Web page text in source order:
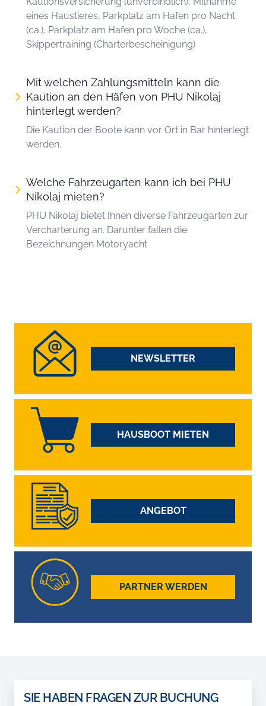
eines Haustieres, Parkplatz am Hafen pro Nacht
(ca.), Parkplatz am Hafen pro Woche (ca.),
Skippertraining (Charterbescheinigung)
Mit welchen Zahlungsmitteln kann die
Kaution an den Häfen von PHU Nikolaj
hinterlegt werden?
Die Kaution der Boote kann vor Ort in Bar hinterlegt
werden.
Welche Fahrzeugarten kann ich bei PHU
Nikolaj mieten?
PHU Nikolaj bietet Ihnen diverse Fahrzeugarten zur
Vercharterung an. Darunter fallen die
Bezeichnungen Motoryacht
NEWSLETTER
HAUSBOOT MIETEN
ANGEBOT
PARTNER WERDEN
SIE HABEN FRAGEN ZUR BUCHUNG